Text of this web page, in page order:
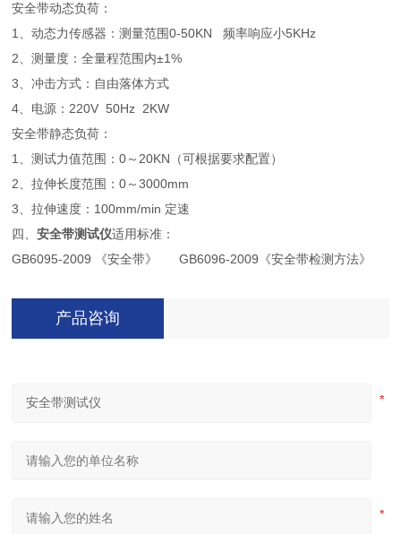
安全带动态负荷：
1、动态力传感器：测量范围0-50KN 频率响应小5KHz
2、测量度：全量程范围内±1%
3、冲击方式：自由落体方式
4、电源：220V 50Hz 2KW
安全带静态负荷：
1、测试力值范围：0～20KN（可根据要求配置）
2、拉伸长度范围：0～3000mm
3、拉伸速度：100mm/min 定速
四、安全带测试仪适用标准：
GB6095-2009 《安全带》 GB6096-2009《安全带检测方法》
产品咨询